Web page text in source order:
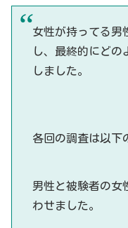
女性が持ってる男
し、最終的にど
しました。
各回の調査は以下
男性と被験者の女
わせました。